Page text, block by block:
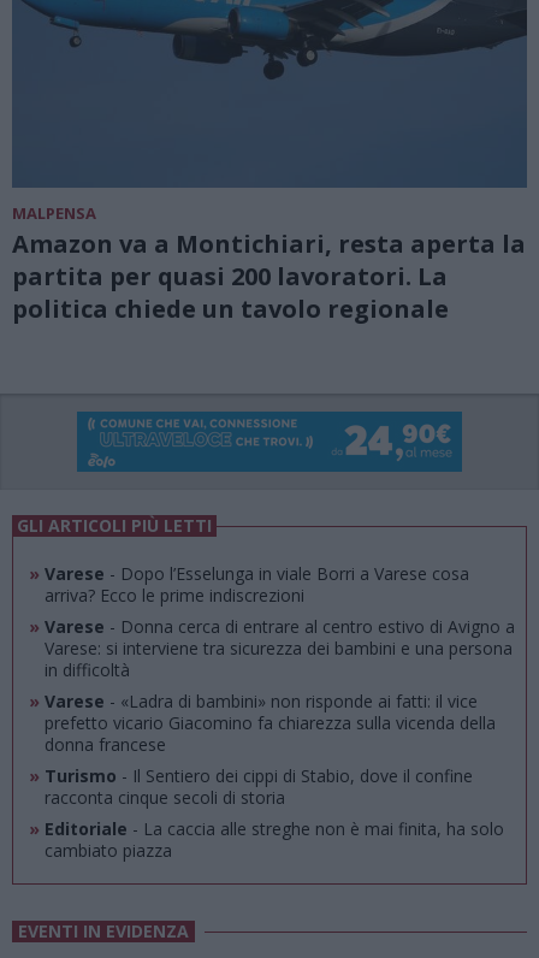
MALPENSA
Amazon va a Montichiari, resta aperta la
partita per quasi 200 lavoratori. La
politica chiede un tavolo regionale
GLI ARTICOLI PIÙ LETTI
» Varese - Dopo l’Esselunga in viale Borri a Varese cosa
arriva? Ecco le prime indiscrezioni
» Varese - Donna cerca di entrare al centro estivo di Avigno a
Varese: si interviene tra sicurezza dei bambini e una persona
in difficoltà
» Varese - «Ladra di bambini» non risponde ai fatti: il vice
prefetto vicario Giacomino fa chiarezza sulla vicenda della
donna francese
» Turismo - Il Sentiero dei cippi di Stabio, dove il confine
racconta cinque secoli di storia
» Editoriale - La caccia alle streghe non è mai finita, ha solo
cambiato piazza
EVENTI IN EVIDENZA